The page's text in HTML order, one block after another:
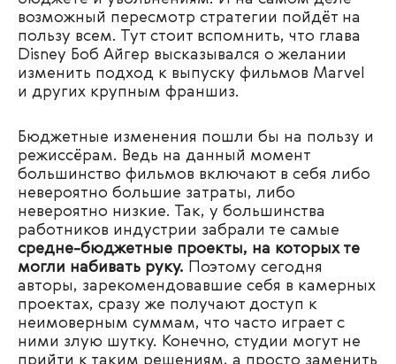
возможный пересмотр стратегии пойдёт на
пользу всем. Тут стоит вспомнить, что глава
Disney Боб Айгер высказывался о желании
изменить подход к выпуску фильмов Marvel
и других крупным франшиз.
Бюджетные изменения пошли бы на пользу и
режиссёрам. Ведь на данный момент
большинство фильмов включают в себя либо
невероятно большие затраты, либо
невероятно низкие. Так, у большинства
работников индустрии забрали те самые
средне-бюджетные проекты, на которых те
могли набивать руку. Поэтому сегодня
авторы, зарекомендовавшие себя в камерных
проектах, сразу же получают доступ к
неимоверным суммам, что часто играет с
ними злую шутку. Конечно, студии могут не
прийти к таким решениям, а просто заменить